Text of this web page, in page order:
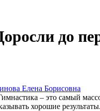
до
Елена Борисовна
– это самый
хорошие